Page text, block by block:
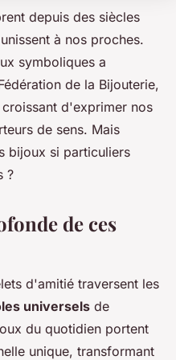
depuis des siècles
à nos proches.
symboliques a
de la Bijouterie,
d'exprimer nos
de sens. Mais
bijoux si particuliers
?
de ces
d'amitié traversent les
universels de
du quotidien portent
unique, transformant